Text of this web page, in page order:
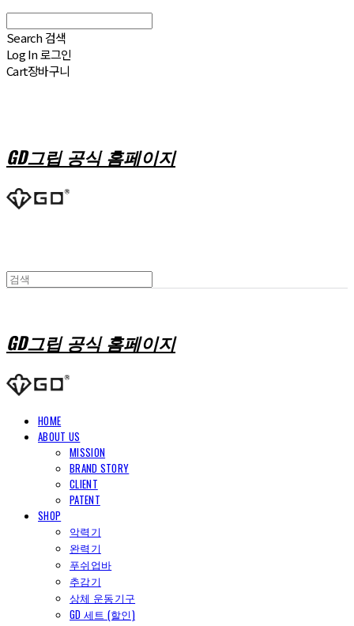
Search 검색
Log In로그인
Cart장바구니
GD그립 공식 홈페이지
GD그립 공식 홈페이지
HOME
ABOUT US
MISSION
BRAND STORY
CLIENT
PATENT
SHOP
악력기
완력기
푸쉬업바
추감기
상체 운동기구
GD 세트 (할인)